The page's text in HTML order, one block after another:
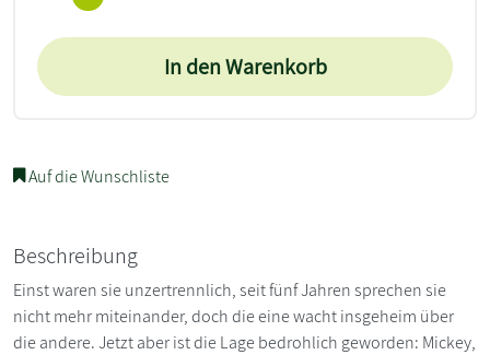
In den Warenkorb
Auf die Wunschliste
Beschreibung
Einst waren sie unzertrennlich, seit fünf Jahren sprechen sie
nicht mehr miteinander, doch die eine wacht insgeheim über
die andere. Jetzt aber ist die Lage bedrohlich geworden: Mickey,